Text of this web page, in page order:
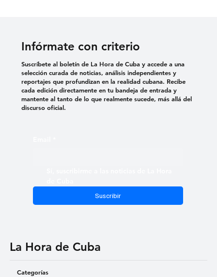
Infórmate con criterio
Suscribir
Suscríbete al boletín de La Hora de Cuba y accede a una
selección curada de noticias, análisis independientes y
reportajes que profundizan en la realidad cubana. Recibe
cada edición directamente en tu bandeja de entrada y
mantente al tanto de lo que realmente sucede, más allá del
discurso oficial.
La Hora de Cuba
Categorías